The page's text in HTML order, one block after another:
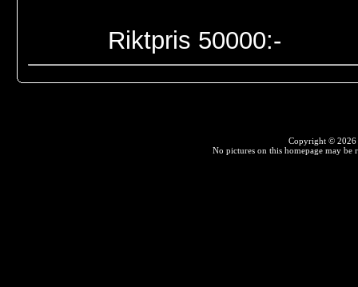
Riktpris 50000:-
Copyright © 2026
No pictures on this homepage may